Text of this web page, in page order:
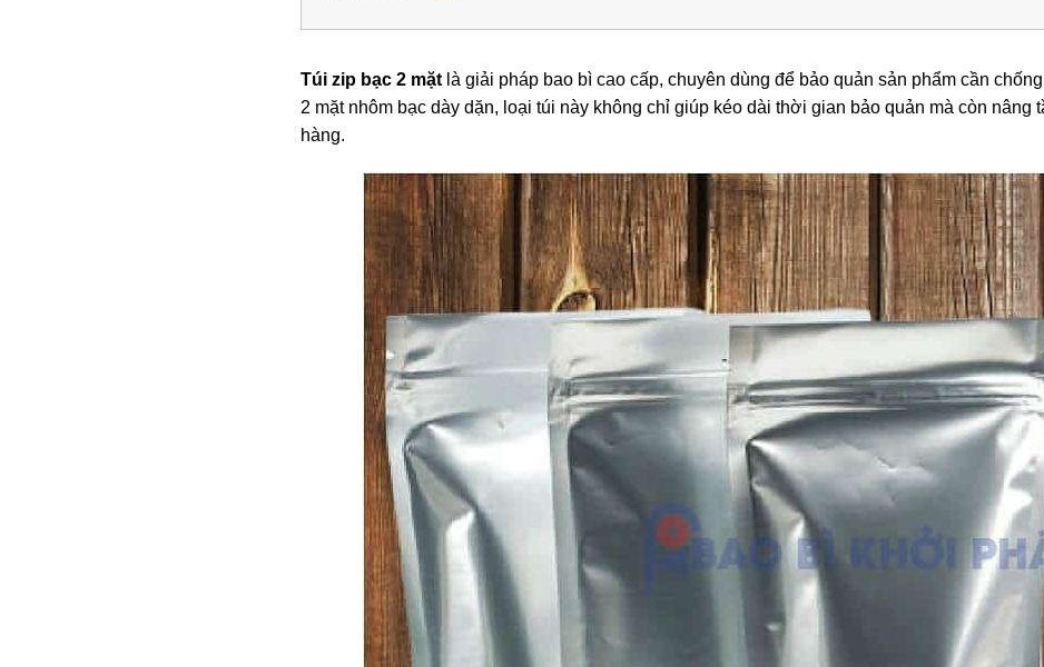
Túi zip bạc 2 mặt là giải pháp bao bì cao cấp, chuyên dùng để bảo quản sản phẩm cần
2 mặt nhôm bạc dày dặn, loại túi này không chỉ giúp kéo dài thời gian bảo quản mà còn nâng
hàng.